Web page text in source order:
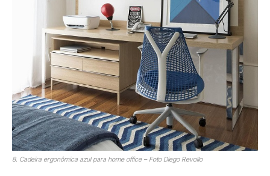
8. Cadeira ergonômica azul para home office – Foto Diego Revollo